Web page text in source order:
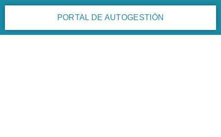
PORTAL DE AUTOGESTIÓN